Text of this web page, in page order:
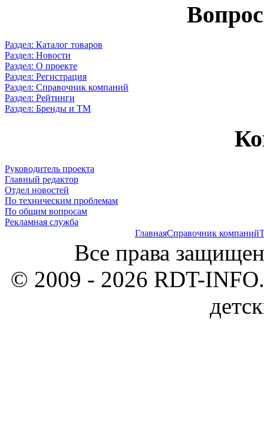
Раздел: Каталог товаров
Раздел: Новости
Раздел: О проекте
Раздел: Регистрация
Раздел: Справочник компаний
Раздел: Рейтинги
Раздел: Бренды и ТМ
Руководитель проекта
Главный редактор
Отдел новостей
По техническим проблемам
По общим вопросам
Рекламная служба
ГлавнаяСправочник компаний
Все права
© 2009 - 2026 RDT-